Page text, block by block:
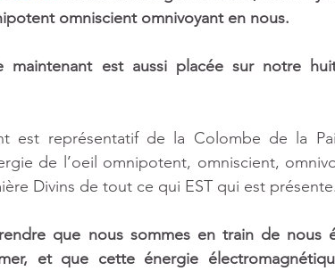
omniscient omnivoyant en nous.
est aussi placée sur notre
est représentatif de la Colombe de la
de l’oeil omnipotent, omniscient,
Divins de tout ce qui EST qui est présente.
que nous sommes en train de nous
et que cette énergie